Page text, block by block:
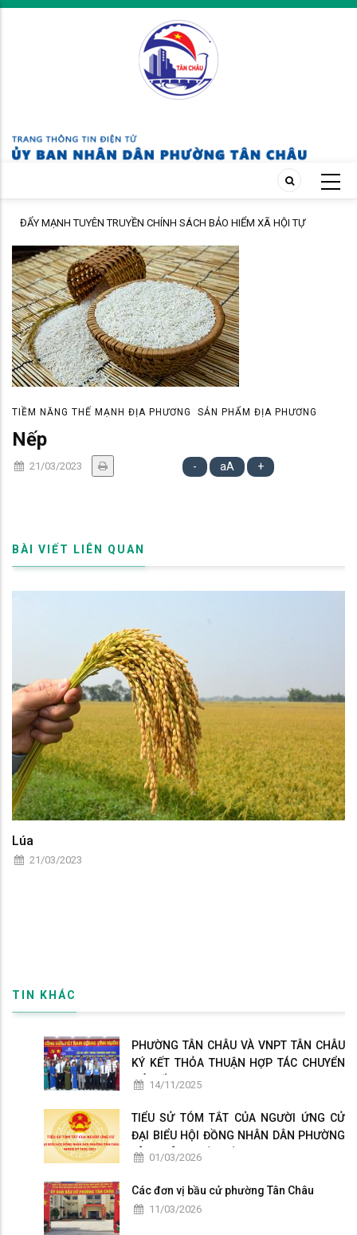
Skip
ĐẨY MẠNH TUYÊN TRUYỀN CHÍNH SÁCH BẢO HIỂM XÃ HỘI TỰ
NGUYỆN ĐẾN ĐỘI NGŨ CÁN BỘ, GIÁO VIÊN TRÊN ĐỊA BÀN PHƯỜNG
TIỀM NĂNG THẾ MẠNH ĐỊA PHƯƠNG SẢN PHẨM ĐỊA PHƯƠNG
Nếp
21/03/2023 - aA +
BÀI VIẾT LIÊN QUAN
Lúa
21/03/2023
TIN KHÁC
PHƯỜNG TÂN CHÂU VÀ VNPT TÂN CHÂU
KÝ KẾT THỎA THUẬN HỢP TÁC CHUYỂN
ĐỔI SỐ14/11/2025
TIỂU SỬ TÓM TẮT CỦA NGƯỜI ỨNG CỬ
ĐẠI BIỂU HỘI ĐỒNG NHÂN DÂN PHƯỜNG
TÂN CHÂU NHIỆM KỲ 2026-2031
01/03/2026
Các đơn vị bầu cử phường Tân Châu
11/03/2026